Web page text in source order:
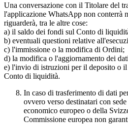
Una conversazione con il Titolare del
l'applicazione WhatsApp non conterrà
riguarderà, tra le altre cose:
a) il saldo dei fondi sul Conto di
b) eventuali questioni relative
c) l'immissione o la modifica di Ordini;
d) la modifica o l'aggiornamento dei
e) l'invio di istruzioni per il deposito o
Conto di liquidità.
In caso di trasferimento di dati
ovvero verso destinatari con
economico europeo o della
Commissione europea non